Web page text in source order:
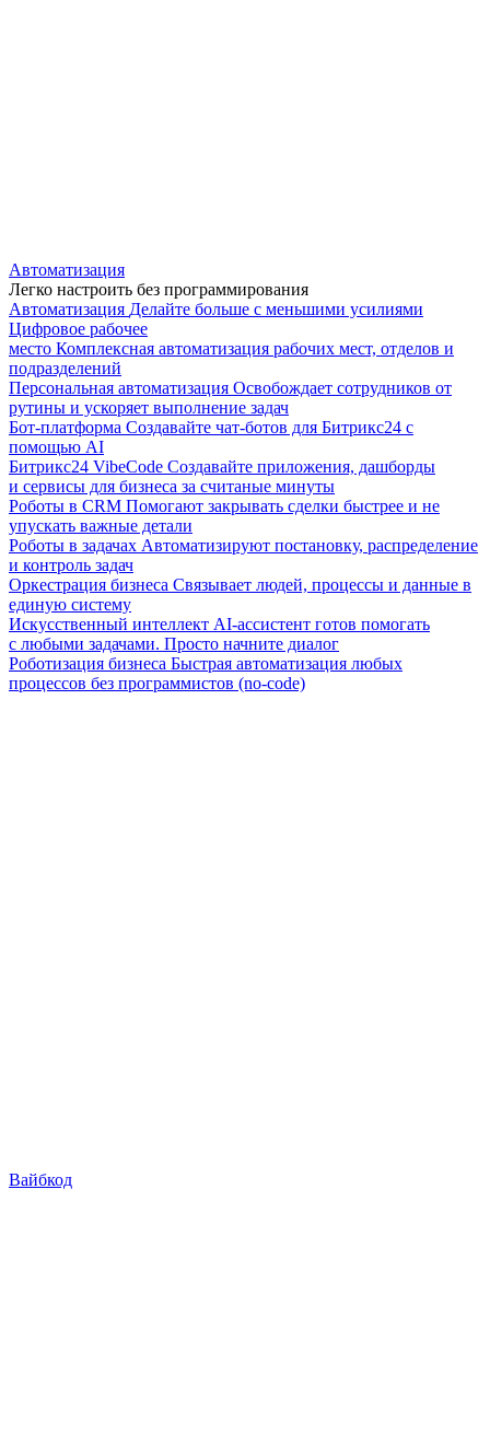
Автоматизация
Легко настроить без программирования
Автоматизация Делайте больше с меньшими усилиями
Цифровое рабочее
место Комплексная автоматизация рабочих мест, отделов и
подразделений
Персональная автоматизация Освобождает сотрудников от
рутины и ускоряет выполнение задач
Бот-платформа Создавайте чат-ботов для Битрикс24 с
помощью AI
Битрикс24 VibeCode Создавайте приложения, дашборды
и сервисы для бизнеса за считаные минуты
Роботы в CRM Помогают закрывать сделки быстрее и не
упускать важные детали
Роботы в задачах Автоматизируют постановку, распределение
и контроль задач
Оркестрация бизнеса Связывает людей, процессы и данные в
единую систему
Искусственный интеллект AI-ассистент готов помогать
с любыми задачами. Просто начните диалог
Роботизация бизнеса Быстрая автоматизация любых
процессов без программистов (no-code)
Вайбкод